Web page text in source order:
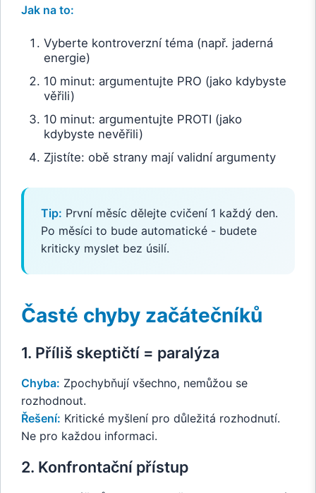
Jak na to:
Vyberte kontroverzní téma (např. jaderná
energie)
10 minut: argumentujte PRO (jako kdybyste
věřili)
10 minut: argumentujte PROTI (jako
kdybyste nevěřili)
Zjistíte: obě strany mají validní argumenty
Tip: První měsíc dělejte cvičení 1 každý den.
Po měsíci to bude automatické - budete
kriticky myslet bez úsilí.
Časté chyby začátečníků
1. Příliš skeptičtí = paralýza
Chyba: Zpochybňují všechno, nemůžou se
rozhodnout.
Řešení: Kritické myšlení pro důležitá rozhodnutí.
Ne pro každou informaci.
2. Konfrontační přístup